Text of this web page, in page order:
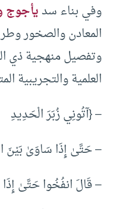
وفي بناء سديأجوج
المعادن والصخور
وتفصيل منهجية ذي
العلمية والتجريبية
– {آتُونِي زُبَرَ الْحَدِيدِ
– حَتَّىٰ إِذَا سَاوَىٰ بَيْنَ
– قَالَ انفُخُوا حَتَّىٰ إِذَا